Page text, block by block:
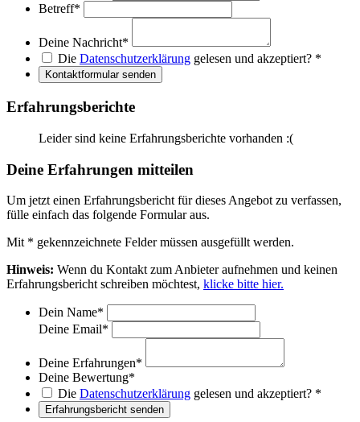
Betreff*
Deine Nachricht*
Die Datenschutzerklärung gelesen und akzeptiert? *
Kontaktformular senden
Erfahrungsberichte
Leider sind keine Erfahrungsberichte vorhanden :(
Deine Erfahrungen mitteilen
Um jetzt einen Erfahrungsbericht für dieses Angebot zu verfassen,
fülle einfach das folgende Formular aus.
Mit * gekennzeichnete Felder müssen ausgefüllt werden.
Hinweis: Wenn du Kontakt zum Anbieter aufnehmen und keinen
Erfahrungsbericht schreiben möchtest, klicke bitte hier.
Dein Name*
Deine Email*
Deine Erfahrungen*
Deine Bewertung*
Die Datenschutzerklärung gelesen und akzeptiert? *
Erfahrungsbericht senden